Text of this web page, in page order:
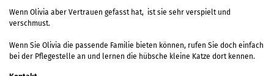
Wenn Olivia aber Vertrauen gefasst hat, ist sie sehr verspielt und
verschmust.
Wenn Sie Olivia die passende Familie bieten können, rufen Sie doch einfach
bei der Pflegestelle an und lernen die hübsche kleine Katze dort kennen.